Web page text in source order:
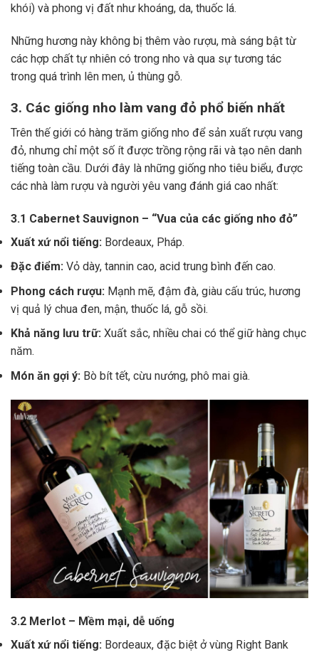
khói) và phong vị đất như khoáng, da, thuốc lá.
Những hương này không bị thêm vào rượu, mà sáng bật từ
các hợp chất tự nhiên có trong nho và qua sự tương tác
trong quá trình lên men, ủ thùng gỗ.
3. Các giống nho làm vang đỏ phổ biến nhất
Trên thế giới có hàng trăm giống nho để sản xuất rượu vang
đỏ, nhưng chỉ một số ít được trồng rộng rãi và tạo nên danh
tiếng toàn cầu. Dưới đây là những giống nho tiêu biểu, được
các nhà làm rượu và người yêu vang đánh giá cao nhất:
3.1 Cabernet Sauvignon – “Vua của các giống nho đỏ”
Xuất xứ nổi tiếng: Bordeaux, Pháp.
Đặc điểm: Vỏ dày, tannin cao, acid trung bình đến cao.
Phong cách rượu: Mạnh mẽ, đậm đà, giàu cấu trúc, hương
vị quả lý chua đen, mận, thuốc lá, gỗ sồi.
Khả năng lưu trữ: Xuất sắc, nhiều chai có thể giữ hàng chục
năm.
Món ăn gợi ý: Bò bít tết, cừu nướng, phô mai già.
3.2 Merlot – Mềm mại, dễ uống
Xuất xứ nổi tiếng: Bordeaux, đặc biệt ở vùng Right Bank